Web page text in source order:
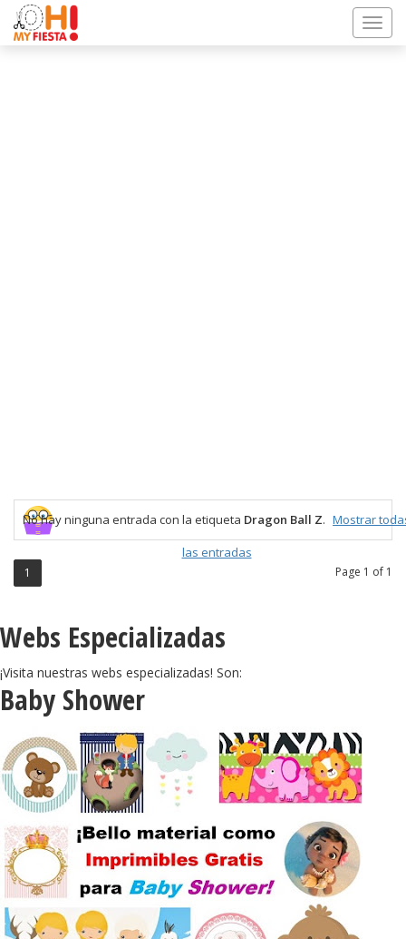
No hay ninguna entrada con la etiqueta Dragon Ball Z. Mostrar
las entradas
Page 1 of 1
1
Webs Especializadas
¡Visita nuestras webs especializadas! Son:
Baby Shower